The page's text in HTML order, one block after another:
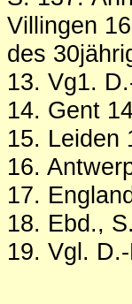
Villingen
des
13. Vg1.
14. Gent
15. Leiden
16.
17.
18. Ebd.,
19. Vgl.